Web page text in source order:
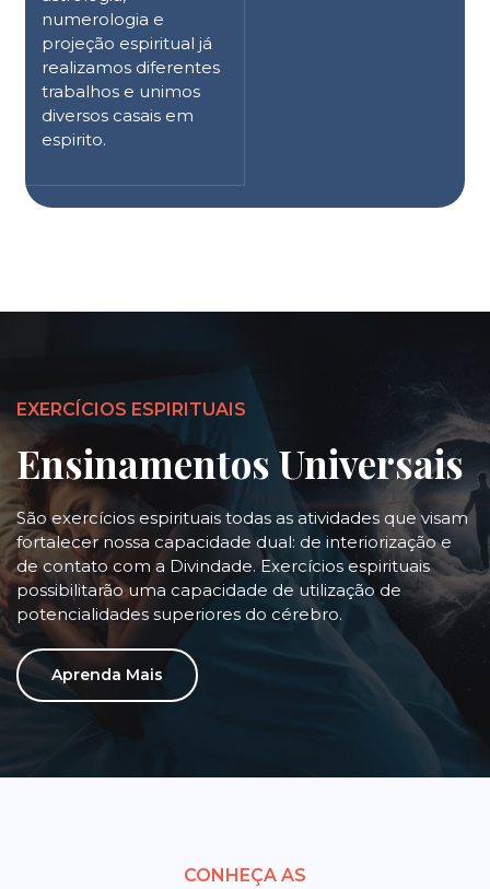
numerologia e
projeção espiritual já
realizamos diferentes
trabalhos e unimos
diversos casais em
espirito.
EXERCÍCIOS ESPIRITUAIS
Ensinamentos Universais
São exercícios espirituais todas as atividades que visam
fortalecer nossa capacidade dual: de interiorização e
de contato com a Divindade. Exercícios espirituais
possibilitarão uma capacidade de utilização de
potencialidades superiores do cérebro.
Aprenda Mais
CONHEÇA AS